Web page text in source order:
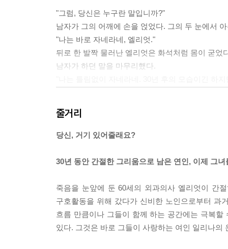
"그럼, 당신은 누구란 말입니까?"
남자가 그의 어깨에 손을 얹었다. 그의 두 눈에서
"나는 바로 자네라네, 엘리엇."
뒤로 한 발짝 물러난 엘리엇은 화석처럼 몸이 굳었
남자가 하던 말을 마무리했다.
--- p.19
서서히 땅거미가 내리면서 가로등과 자동차의 헤
낌이 드는 걸까? 내 인생을 내 마음대로 할 수 없다
--- p.54
이다. 언제나 딸을 위해 최선의 결정을 내리려고
줄거리
당신, 거기 있어줄래요?
30년 동안 간절한 그리움으로 남은 연인, 이제 그
죽음을 눈앞에 둔 60세의 외과의사 엘리엇이 간
구호활동을 위해 갔다가 신비한 노인으로부터 과
흐름 만큼이나 그들이 함께 하는 공간에는 극복
있다. 그것은 바로 그들이 사랑하는 여인 일리나의